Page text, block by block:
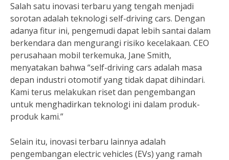
Salah satu inovasi terbaru yang tengah menjadi
sorotan adalah teknologi self-driving cars. Dengan
adanya fitur ini, pengemudi dapat lebih santai dalam
berkendara dan mengurangi risiko kecelakaan. CEO
perusahaan mobil terkemuka, Jane Smith,
menyatakan bahwa “self-driving cars adalah masa
depan industri otomotif yang tidak dapat dihindari.
Kami terus melakukan riset dan pengembangan
untuk menghadirkan teknologi ini dalam produk-
produk kami.”
Selain itu, inovasi terbaru lainnya adalah
pengembangan electric vehicles (EVs) yang ramah